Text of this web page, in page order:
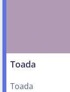
Toada
Toada